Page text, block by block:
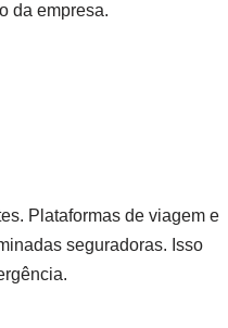
da empresa.
Plataformas de viagem e
seguradoras. Isso